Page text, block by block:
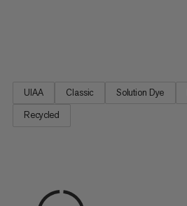
UIAA Classic Solution Dye
Recycled